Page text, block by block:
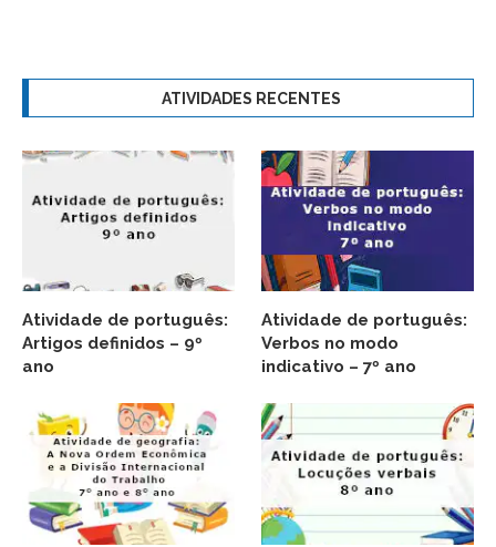
ATIVIDADES RECENTES
Atividade de português:
Artigos definidos – 9º
ano
Atividade de português:
Verbos no modo
indicativo – 7º ano